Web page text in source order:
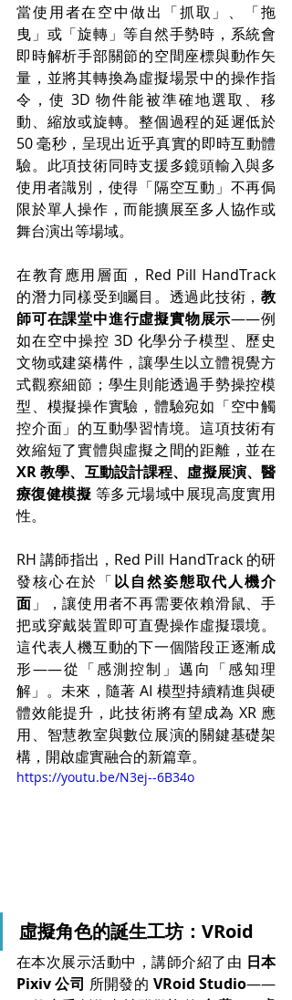
當使用者在空中做出「抓取」、「拖
曳」或「旋轉」等自然手勢時，系統會
即時解析手部關節的空間座標與動作矢
量，並將其轉換為虛擬場景中的操作指
令，使 3D 物件能被準確地選取、移
動、縮放或旋轉。整個過程的延遲低於
50 毫秒，呈現出近乎真實的即時互動體
驗。此項技術同時支援多鏡頭輸入與多
使用者識別，使得「隔空互動」不再侷
限於單人操作，而能擴展至多人協作或
舞台演出等場域。
在教育應用層面，Red Pill HandTrack
的潛力同樣受到矚目。透過此技術， 教
師可在課堂中進行虛擬實物展示——例
如在空中操控 3D 化學分子模型、歷史
文物或建築構件，讓學生以立體視覺方
式觀察細節；學生則能透過手勢操控模
型、模擬操作實驗，體驗宛如「空中觸
控介面」的互動學習情境。這項技術有
XR 教學、互動設計課程、虛擬展演、醫
療復健模擬 等多元場域中展現高度實用
性。
RH 講師指出，Red Pill HandTrack 的研
發核心在於「以自然姿態取代人機介
面 」，讓使用者不再需要依賴滑鼠、手
把或穿戴裝置即可直覺操作虛擬環境。
這代表人機互動的下一個階段正逐漸成
形——從「感測控制」邁向「感知理
解」。未來，隨著 AI 模型持續精進與硬
體效能提升，此技術將有望成為 XR 應
用、智慧教室與數位展演的關鍵基礎架
構，開啟虛實融合的新篇章。
https://youtu.be/N3ej--6B34o
虛擬角色的誕生工坊：VRoid
在本次展示活動中，講師介紹了由 日本
Pixiv 公司 所開發的 VRoid Studio——